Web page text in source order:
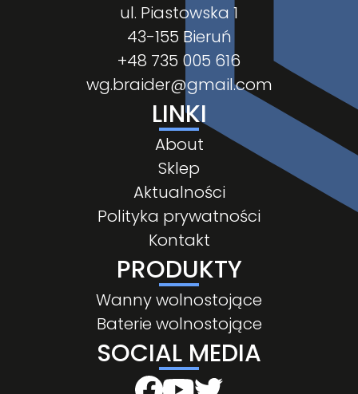
ul. Piastowska 1
43-155 Bieruń
+48 735 005 616
wg.braider@gmail.com
LINKI
About
Sklep
Aktualności
Polityka prywatności
Kontakt
PRODUKTY
Wanny wolnostojące
Baterie wolnostojące
SOCIAL MEDIA